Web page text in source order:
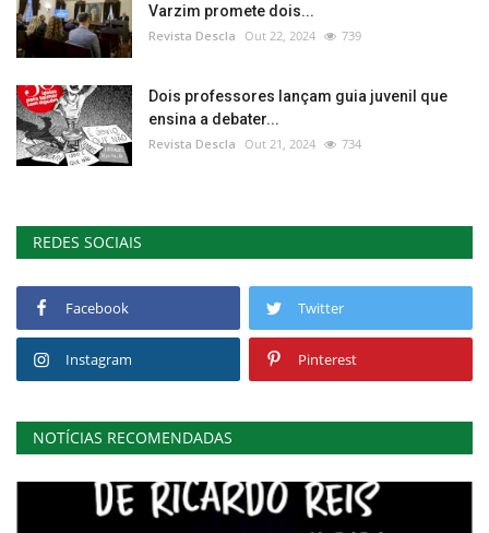
Varzim promete dois...
Revista Descla Out 22, 2024 739
Dois professores lançam guia juvenil que
ensina a debater...
Revista Descla Out 21, 2024 734
REDES SOCIAIS
Facebook Twitter
Instagram Pinterest
NOTÍCIAS RECOMENDADAS